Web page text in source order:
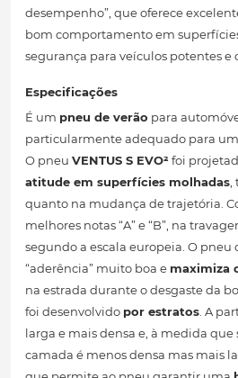
desempenho”, que oferece
bom comportamento em
segurança para veículos potentes e
Especificações
É um pneu de verão para
particularmente adequado para
O pneu VENTUS S EVO² foi
atitude em superfícies molhadas,
quanto na mudança de trajetória.
melhores notas “A” e “B”, na
segundo a escala europeia. O pneu
“aderência” muito boa e maximiza
na estrada durante o desgaste da
foi desenvolvido por estratos. A
larga e mais densa e, à medida que
camada é menos densa mas mais